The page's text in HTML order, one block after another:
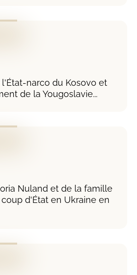
narco du Kosovo et
de la Yougoslavie...
Nuland et de la famille
d'État en Ukraine en